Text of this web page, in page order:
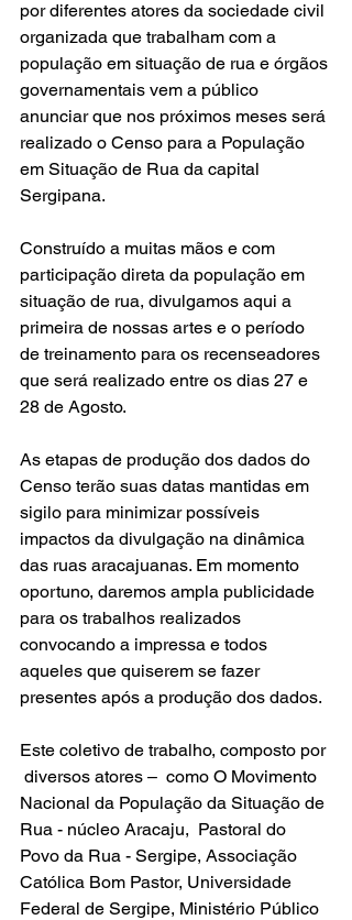
por diferentes atores da sociedade civil
organizada que trabalham com a
população em situação de rua e órgãos
governamentais vem a público
anunciar que nos próximos meses será
realizado o Censo para a População
em Situação de Rua da capital
Sergipana.
Construído a muitas mãos e com
participação direta da população em
situação de rua, divulgamos aqui a
primeira de nossas artes e o período
de treinamento para os recenseadores
que será realizado entre os dias 27 e
28 de Agosto.
As etapas de produção dos dados do
Censo terão suas datas mantidas em
sigilo para minimizar possíveis
impactos da divulgação na dinâmica
das ruas aracajuanas. Em momento
oportuno, daremos ampla publicidade
para os trabalhos realizados
convocando a impressa e todos
aqueles que quiserem se fazer
presentes após a produção dos dados.
Este coletivo de trabalho, composto por
diversos atores –  como O Movimento
Nacional da População da Situação de
Rua - núcleo Aracaju,  Pastoral do
Povo da Rua - Sergipe, Associação
Católica Bom Pastor, Universidade
Federal de Sergipe, Ministério Público